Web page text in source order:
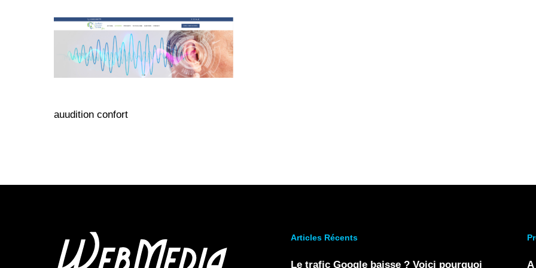
auudition confort
Articles Récents
Le trafic Google baisse ? Voici pourquoi